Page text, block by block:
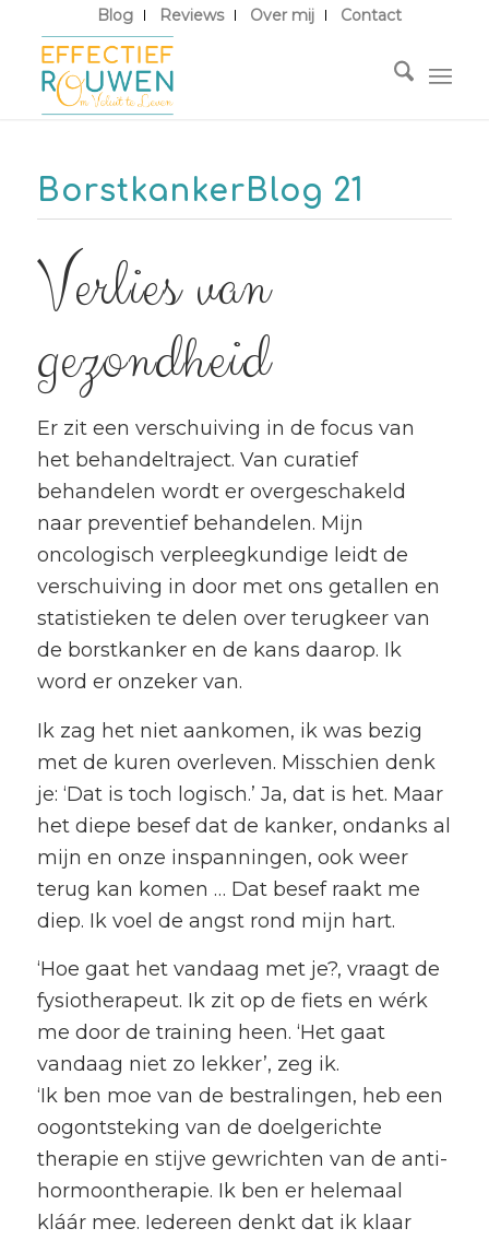
Blog Reviews Over mij Contact
BorstkankerBlog 21
Verlies van
gezondheid
Er zit een verschuiving in de focus van
het behandeltraject. Van curatief
behandelen wordt er overgeschakeld
naar preventief behandelen. Mijn
oncologisch verpleegkundige leidt de
verschuiving in door met ons getallen en
statistieken te delen over terugkeer van
de borstkanker en de kans daarop. Ik
word er onzeker van.
Ik zag het niet aankomen, ik was bezig
met de kuren overleven. Misschien denk
je: ‘Dat is toch logisch.’ Ja, dat is het. Maar
het diepe besef dat de kanker, ondanks al
mijn en onze inspanningen, ook weer
terug kan komen … Dat besef raakt me
diep. Ik voel de angst rond mijn hart.
‘Hoe gaat het vandaag met je?, vraagt de
fysiotherapeut. Ik zit op de fiets en wérk
me door de training heen. ‘Het gaat
vandaag niet zo lekker’, zeg ik.
‘Ik ben moe van de bestralingen, heb een
oogontsteking van de doelgerichte
therapie en stijve gewrichten van de anti-
hormoontherapie. Ik ben er helemaal
kláár mee. Iedereen denkt dat ik klaar